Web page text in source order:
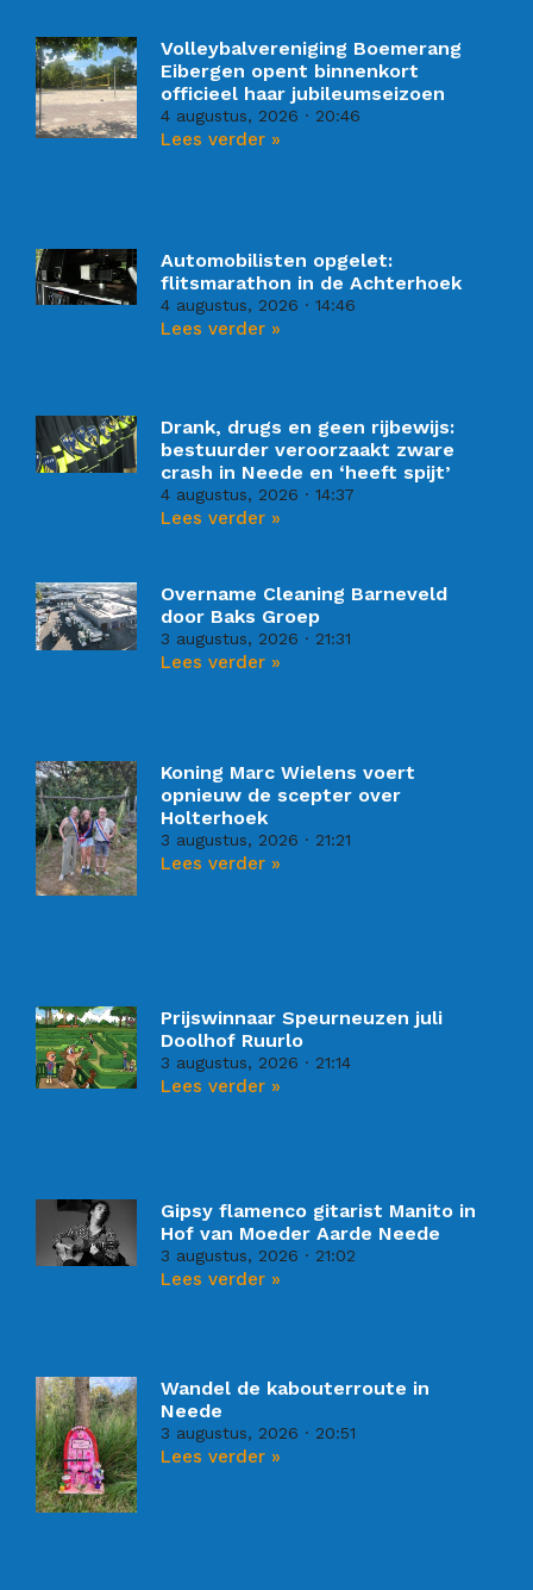
Volleybalvereniging Boemerang
Eibergen opent binnenkort
officieel haar jubileumseizoen
4 augustus, 2026 20:46
Lees verder »
Automobilisten opgelet:
flitsmarathon in de Achterhoek
4 augustus, 2026 14:46
Lees verder »
Drank, drugs en geen rijbewijs:
bestuurder veroorzaakt zware
crash in Neede en ‘heeft spijt’
4 augustus, 2026 14:37
Lees verder »
Overname Cleaning Barneveld
door Baks Groep
3 augustus, 2026 21:31
Lees verder »
Koning Marc Wielens voert
opnieuw de scepter over
Holterhoek
3 augustus, 2026 21:21
Lees verder »
Prijswinnaar Speurneuzen juli
Doolhof Ruurlo
3 augustus, 2026 21:14
Lees verder »
Gipsy flamenco gitarist Manito in
Hof van Moeder Aarde Neede
3 augustus, 2026 21:02
Lees verder »
Wandel de kabouterroute in
Neede
3 augustus, 2026 20:51
Lees verder »